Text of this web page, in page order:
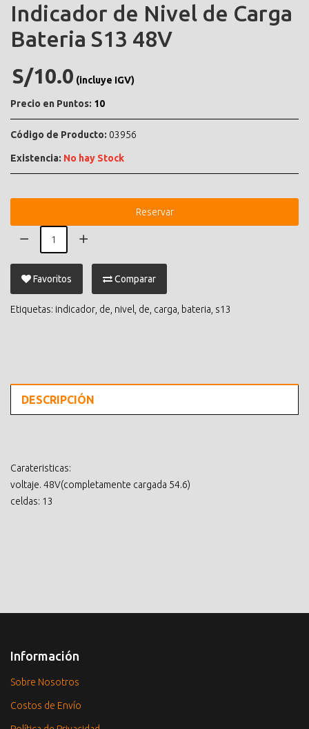
Indicador de Nivel de Carga
Bateria S13 48V
S/10.0 (incluye IGV)
Precio en Puntos: 10
Código de Producto: 03956
Existencia: No hay Stock
Reservar
Favoritos Comparar
Etiquetas: indicador de nivel de carga bateria s13
DESCRIPCIÓN
Carateristicas:
voltaje. 48V(completamente cargada 54.6)
celdas: 13
Información
Sobre Nosotros
Costos de Envío